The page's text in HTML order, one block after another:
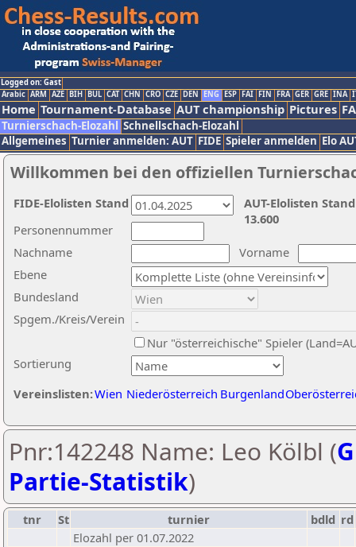
Logged on: Gast
Arabic ARM AZE BIH BUL CAT CHN CRO CZE DEN ENG ESP FAI FIN FRA GER GRE INA
Home Tournament-Database AUT championship Pictures
Turnierschach-Elozahl Schnellschach-Elozahl
Allgemeines Turnier anmelden: AUT FIDE Spieler anmelden Elo
Willkommen bei den offiziellen
Nachname
Vorname
Ebene
Sortierung
Personennummer
Bundesland
Spgem./Kreis/Verein
Nur "österreichische" Spieler
Vereinslisten:Wien Niederösterreich Burgenland
AUT-Elolisten
13.600
FIDE-Elolisten Stand
Pnr:142248 Name: Leo Kölbl (
Partie-Statistik)
tnr St turnier bdld rd
Elozahl per 01.07.2022